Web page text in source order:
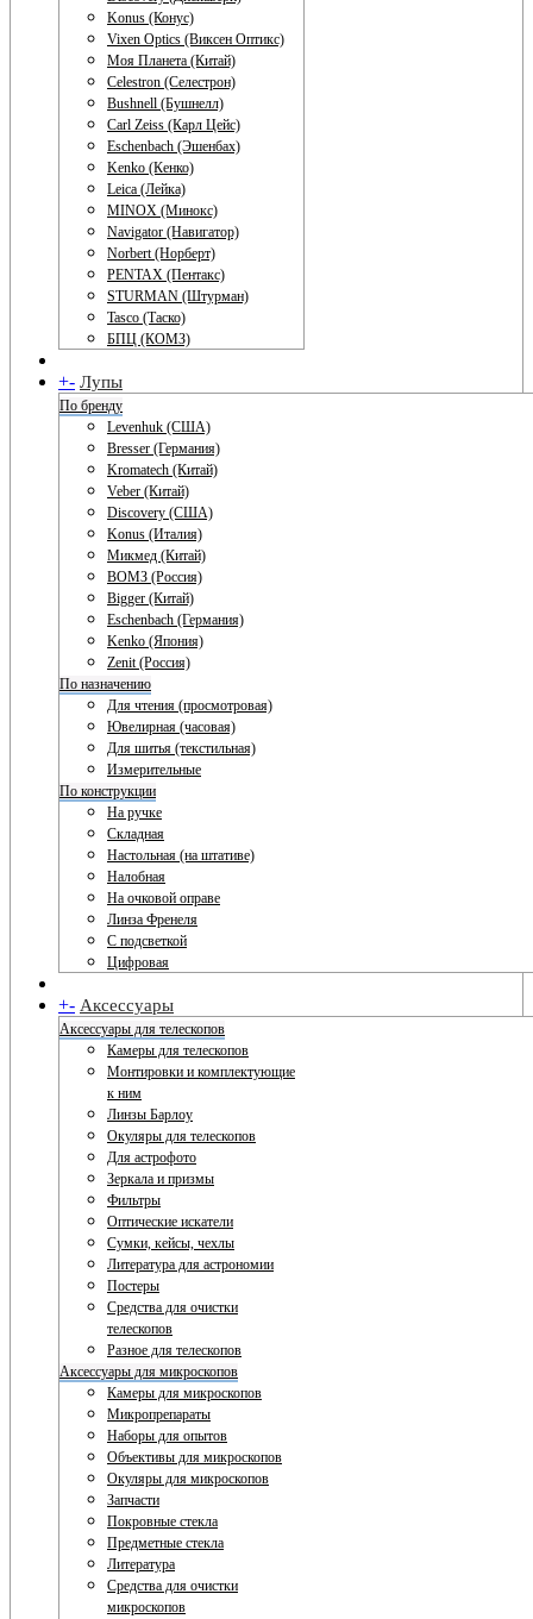
Konus (Конус)
Vixen Optics (Виксен Оптикс)
Моя Планета (Китай)
Celestron (Селестрон)
Bushnell (Бушнелл)
Carl Zeiss (Карл Цейс)
Eschenbach (Эшенбах)
Kenko (Кенко)
Leica (Лейка)
MINOX (Минокс)
Navigator (Навигатор)
Norbert (Норберт)
PENTAX (Пентакс)
STURMAN (Штурман)
Tasco (Таско)
БПЦ (КОМЗ)
+- Лупы
По бренду
Levenhuk (США)
Bresser (Германия)
Kromatech (Китай)
Veber (Китай)
Discovery (США)
Konus (Италия)
Микмед (Китай)
ВОМЗ (Россия)
Bigger (Китай)
Eschenbach (Германия)
Kenko (Япония)
Zenit (Россия)
По назначению
Для чтения (просмотровая)
Ювелирная (часовая)
Для шитья (текстильная)
Измерительные
По конструкции
На ручке
Складная
Настольная (на штативе)
Налобная
На очковой оправе
Линза Френеля
С подсветкой
Цифровая
+- Аксессуары
Аксессуары для телескопов
Камеры для телескопов
Монтировки и комплектующие
к ним
Линзы Барлоу
Окуляры для телескопов
Для астрофото
Зеркала и призмы
Фильтры
Оптические искатели
Сумки, кейсы, чехлы
Литература для астрономии
Постеры
Средства для очистки
телескопов
Разное для телескопов
Аксессуары для микроскопов
Камеры для микроскопов
Микропрепараты
Наборы для опытов
Объективы для микроскопов
Окуляры для микроскопов
Запчасти
Покровные стекла
Предметные стекла
Литература
Средства для очистки
микроскопов